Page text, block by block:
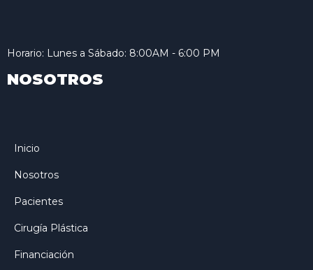
Horario: Lunes a Sábado: 8:00AM - 6:00 PM
NOSOTROS
Inicio
Nosotros
Pacientes
Cirugía Plástica
Financiación